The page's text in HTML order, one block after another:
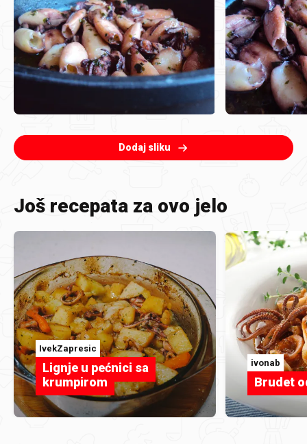
Dodaj sliku
Još recepata za ovo jelo
IvekZapresic
Lignje u pećnici sa
krumpirom
ivonab
Brudet